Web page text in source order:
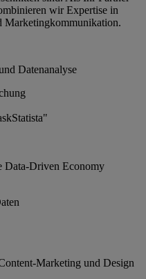
wir Expertise in
Marketingkommunikation.
Datenanalyse
Data-Driven Economy
Marketing und Design